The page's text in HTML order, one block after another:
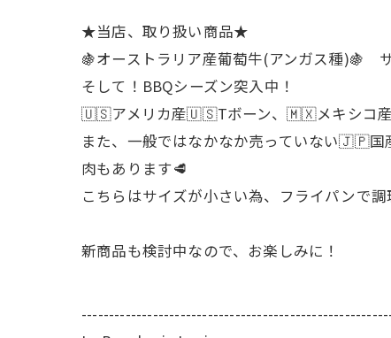
★当店、取り扱い商品★
🍇オーストラリア産葡萄牛(アンガス種)🍇
そして！BBQシーズン突入中！
🇺🇸アメリカ産🇺🇸Tボーン、🇲🇽メキシコ産
また、一般ではなかなか売っていない
肉もあります🥩
こちらはサイズが小さい為、フライパンで調
新商品も検討中なので、お楽しみに！